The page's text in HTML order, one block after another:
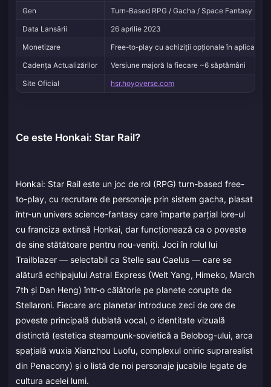
Gen
Turn-Based RPG / Gacha / Space Fantasy
Data Lansării
26 aprilie 2023
Monetizare
Free-to-play cu achiziții opționale în aplicație
Cadența Actualizărilor
Versiune majoră la fiecare ~6 săptămâni
Site Oficial
hsr.hoyoverse.com
Ce este Honkai: Star Rail?
Honkai: Star Rail este un joc de rol (RPG) turn-based free-
to-play, cu recrutare de personaje prin sistem gacha, plasat
într-un univers science-fantasy care împarte parțial lore-ul
cu franciza extinsă Honkai, dar funcționează ca o poveste
de sine stătătoare pentru nou-veniți. Joci în rolul lui
Trailblazer — selectabil ca Stelle sau Caelus — care se
alătură echipajului Astral Express (Welt Yang, Himeko, March
7th și Dan Heng) într-o călătorie pe planete corupte de
Stellaroni. Fiecare arc planetar introduce zeci de ore de
poveste principală dublată vocal, o identitate vizuală
distinctă (estetica steampunk-sovietică a Belobog-ului, arca
spațială wuxia Xianzhou Luofu, complexul oniric suprarealist
din Penacony) și o listă de noi personaje jucabile legate de
cultura acelei lumi.